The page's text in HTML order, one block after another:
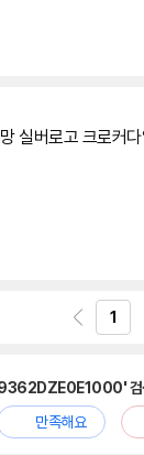
망 실버로고 크로
1
검
만족해요